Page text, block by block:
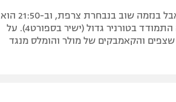
אף אחד לא ציפה לתסריט הזה, אבל בנזמה שוב בנבחרת צרפת, וב-21:50 הוא
יפגוש את היריבה האחרונה מולה התמודד בטורניר גדול (ישיר בספורט4). על
והקאמבקים של מולר והומלס מנגד